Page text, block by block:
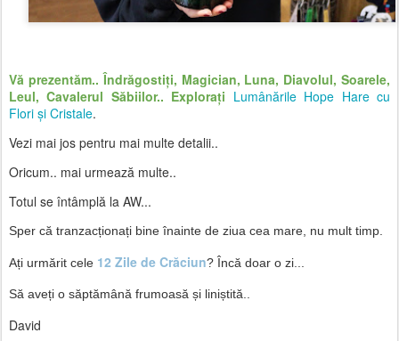
Vă prezentăm.. Îndrăgostiți, Magician, Luna, Diavolul, Soarele,
Leul, Cavalerul Săbiilor.. Explorați Lumânările Hope Hare cu
Flori și Cristale.
Vezi mai jos pentru mai multe detalii..
​Oricum.. mai urmează multe..
Totul se întâmplă la AW...
Sper că tranzacționați bine înainte de ziua cea mare, nu mult timp.
Ați urmărit cele 12 Zile de Crăciun? Încă doar o zi...
Să aveți o săptămână frumoasă și liniștită..
David